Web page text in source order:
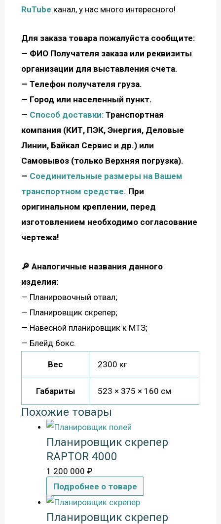
RuTube канал, у нас много интересного!
Для заказа товара пожалуйста сообщите:
— ФИО Получателя заказа или реквизиты
организации для выставления счета.
— Телефон получателя груза.
— Город или населенный пункт.
— Способ доставки: Транспортная
компания (КИТ, ПЭК, Энергия, Деловые
Линии, Байкал Сервис и др.) или
Самовывоз (только Верхняя погрузка).
— Соединительные размеры на Вашем
транспортном средстве. При
оригинальном креплении, перед
изготовлением необходимо согласование
чертежа!
🔎 Аналогичные названия данного
изделия:
— Планировочный отвал;
— Планировщик скрепер;
— Навесной планировщик к МТЗ;
— Блейд бокс.
Вес 2300 кг
Габариты 523 × 375 × 160 см
Похожие товары
Планировщик скрепер
RAPTOR 4000
1 200 000₽
Подробнее о товаре
Планировщик скрепер